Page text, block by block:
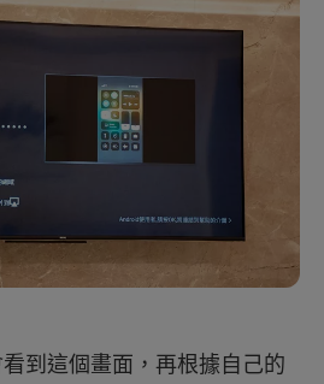
到這個畫面，再根據自己的